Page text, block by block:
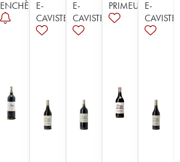
ENCHÈREE-
CAVISTE
E-
CAVISTE
PRIMEUR
E-
CAVISTE